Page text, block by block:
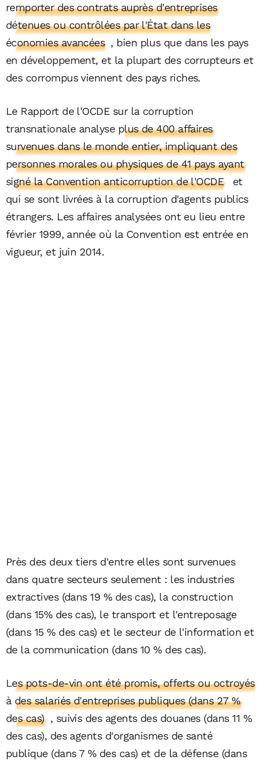
remporter des contrats auprès d'entreprises
détenues ou contrôlées par l'État dans les
économies avancées , bien plus que dans les pays
en développement, et la plupart des corrupteurs et
des corrompus viennent des pays riches.
Le Rapport de l'OCDE sur la corruption
transnationale analyseplus de 400 affaires
survenues dans le monde entier, impliquant des
personnes morales ou physiques de 41 pays ayant
signé la Convention anticorruption de l'OCDE
et
qui se sont livrées à la corruption d'agents publics
étrangers. Les affaires analysées ont eu lieu entre
février 1999, année où la Convention est entrée en
vigueur, et juin 2014.
Près des deux tiers d'entre elles sont survenues
dans quatre secteurs seulement : les industries
extractives (dans 19 % des cas), la construction
(dans 15% des cas), le transport et l'entreposage
(dans 15 % des cas) et le secteur de l'information et
de la communication (dans 10 % des cas).
Les pots-de-vin ont été promis, offerts ou octroyés
à des salariés d'entreprises publiques (dans 27 %
des cas) , suivis des agents des douanes (dans 11 %
des cas), des agents d'organismes de santé
publique (dans 7 % des cas) et de la défense (dans